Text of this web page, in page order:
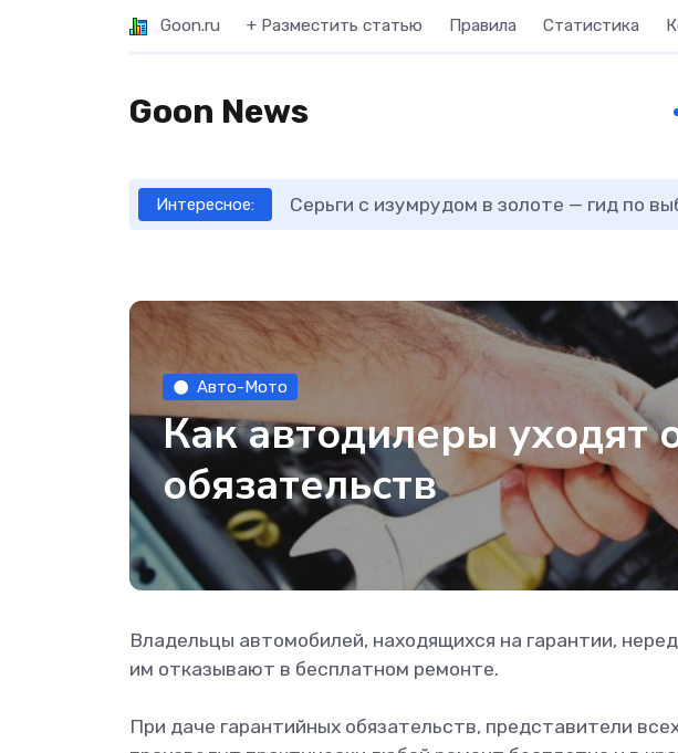
Goon.ru + Разместить статью Правила Статистика
Goon News
Интересное: Серьги с изумрудом в золоте — гид по
Авто-Мото
Как автодилеры уходят
обязательств
Владельцы автомобилей, находящихся на гарантии,
им отказывают в бесплатном ремонте.
При даче гарантийных обязательств, представители